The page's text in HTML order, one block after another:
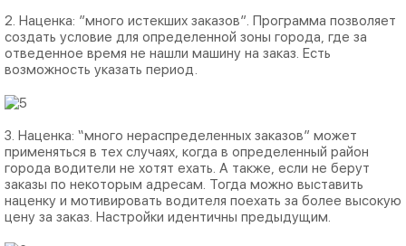
2. Наценка: ”много истекших заказов”. Программа позволяет
создать условие для определенной зоны города, где за
отведенное время не нашли машину на заказ. Есть
возможность указать период.
3. Наценка: “много нераспределенных заказов” может
применяться в тех случаях, когда в определенный район
города водители не хотят ехать. А также, если не берут
заказы по некоторым адресам. Тогда можно выставить
наценку и мотивировать водителя поехать за более высокую
цену за заказ. Настройки идентичны предыдущим.